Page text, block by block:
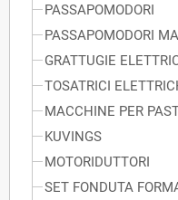
PASSAPOMODORI
PASSAPOMODORI
GRATTUGIE
TOSATRICI
MACCHINE PER
KUVINGS
MOTORIDUTTORI
SET FONDUTA